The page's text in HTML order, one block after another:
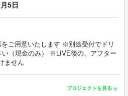
5日
ご用意いたします ※別途受付でドリ
い（現金のみ） ※LIVE後の、アフター
ません
プロジェクトを見る arrow_forward